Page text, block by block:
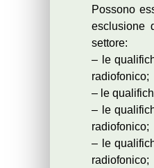
Possono
esclusione
settore:
– le
radiofonico;
– le
– le
radiofonico;
– le
radiofonico;